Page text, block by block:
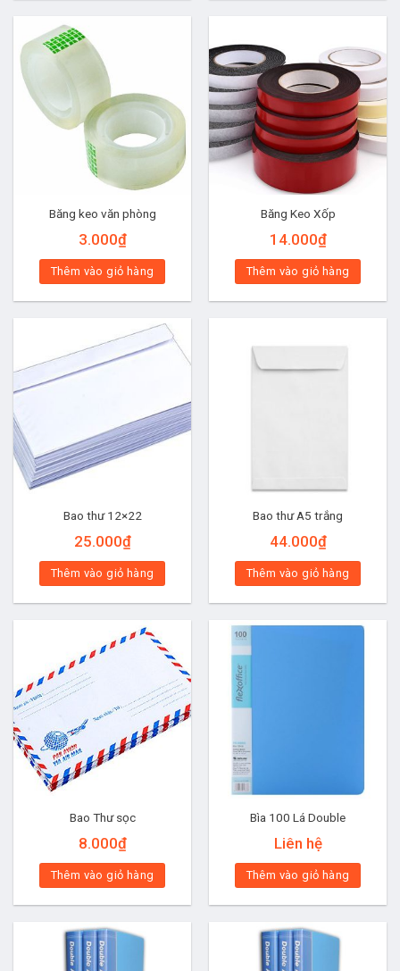
Băng keo văn phòng
3.000₫
Thêm vào giỏ hàng
Băng Keo Xốp
14.000₫
Thêm vào giỏ hàng
Bao thư 12×22
25.000₫
Thêm vào giỏ hàng
Bao thư A5 trắng
44.000₫
Thêm vào giỏ hàng
Bao Thư sọc
8.000₫
Thêm vào giỏ hàng
Bìa 100 Lá Double
Liên hệ
Thêm vào giỏ hàng